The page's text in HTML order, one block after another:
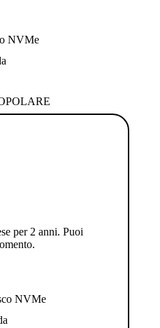
NVMe
per 2 anni. Puoi
NVMe